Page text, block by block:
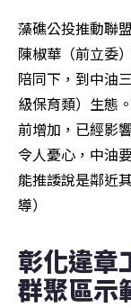
藻礁公投推動聯
陳椒華（前立委
陪同下，到中油
級保育類）生態
前增加，已經影
令人憂心，中油
能推諉說是鄰近
導）
彰化違章
群聚區示